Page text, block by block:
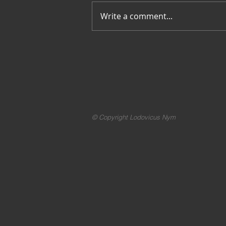
Merci pour tout
Write a comment...
© Copyright Lodovicus Nym